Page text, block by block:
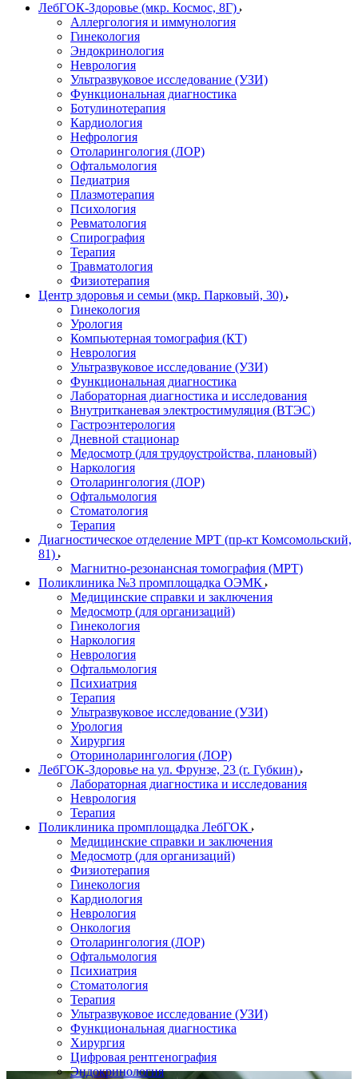
ЛебГОК-Здоровье (мкр. Космос, 8Г)
Аллергология и иммунология
Гинекология
Эндокринология
Неврология
Ультразвуковое исследование (УЗИ)
Функциональная диагностика
Ботулинотерапия
Кардиология
Нефрология
Отоларингология (ЛОР)
Офтальмология
Педиатрия
Плазмотерапия
Психология
Ревматология
Спирография
Терапия
Травматология
Физиотерапия
Центр здоровья и семьи (мкр. Парковый, 30)
Гинекология
Урология
Компьютерная томография (КТ)
Неврология
Ультразвуковое исследование (УЗИ)
Функциональная диагностика
Лабораторная диагностика и исследования
Внутритканевая электростимуляция (ВТЭС)
Гастроэнтерология
Дневной стационар
Медосмотр (для трудоустройства, плановый)
Наркология
Отоларингология (ЛОР)
Офтальмология
Стоматология
Терапия
Диагностическое отделение МРТ (пр-кт Комсомольский,
81)
Магнитно-резонансная томография (МРТ)
Поликлиника №3 промплощадка ОЭМК
Медицинские справки и заключения
Медосмотр (для организаций)
Гинекология
Наркология
Неврология
Офтальмология
Психиатрия
Терапия
Ультразвуковое исследование (УЗИ)
Урология
Хирургия
Оториноларингология (ЛОР)
ЛебГОК-Здоровье на ул. Фрунзе, 23 (г. Губкин)
Лабораторная диагностика и исследования
Неврология
Терапия
Поликлиника промплощадка ЛебГОК
Медицинские справки и заключения
Медосмотр (для организаций)
Физиотерапия
Гинекология
Кардиология
Неврология
Онкология
Отоларингология (ЛОР)
Офтальмология
Психиатрия
Стоматология
Терапия
Ультразвуковое исследование (УЗИ)
Функциональная диагностика
Хирургия
Цифровая рентгенография
Эндокринология